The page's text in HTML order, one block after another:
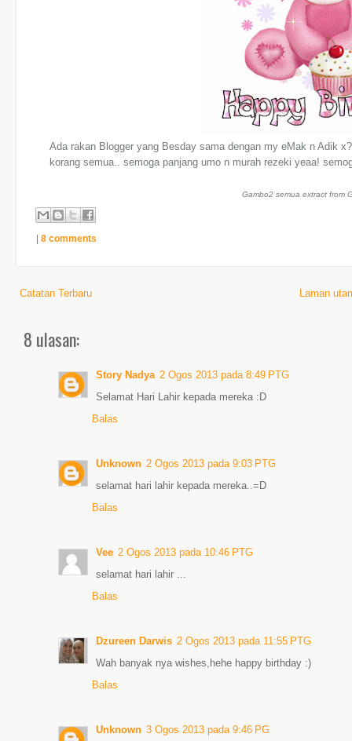
Ada rakan Blogger yang Besday sama dengan my eMak n Adik
korang semua.. semoga panjang umo n murah rezeki yeaa!
Gambo2 semua extract from
| 8 comments
Catatan Terbaru Laman
8 ulasan:
Story Nadya 2 Ogos 2013 pada 8:49 PTG
Selamat Hari Lahir kepada mereka :D
Balas
Unknown 2 Ogos 2013 pada 9:03 PTG
selamat hari lahir kepada mereka..=D
Balas
Vee 2 Ogos 2013 pada 10:46 PTG
selamat hari lahir ...
Balas
Dzureen Darwis 2 Ogos 2013 pada 11:55 PTG
Wah banyak nya wishes,hehe happy birthday :)
Balas
Unknown 3 Ogos 2013 pada 9:46 PG